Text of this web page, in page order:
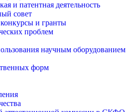
и патентная деятельность
совет
и гранты
проблем
научным оборудованием
форм